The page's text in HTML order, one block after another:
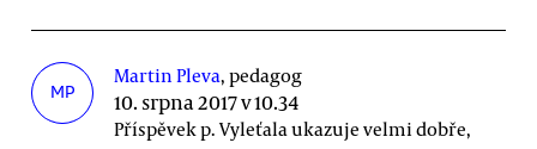
MP
Martin Pleva, pedagog
10. srpna 2017 v 10.34
Příspěvek p. Vyleťala ukazuje velmi dobře,